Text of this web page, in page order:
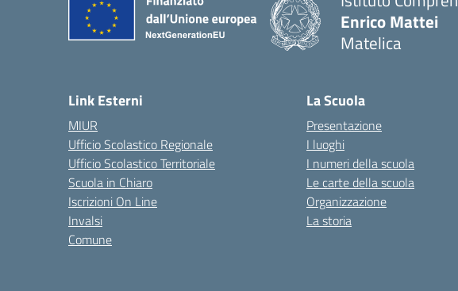
Enrico Mattei
Matelica
Link Esterni
MIUR
Ufficio Scolastico Regionale
Ufficio Scolastico Territoriale
Scuola in Chiaro
Iscrizioni On Line
Invalsi
Comune
La Scuola
Presentazione
I luoghi
I numeri della scuola
Le carte della scuola
Organizzazione
La storia